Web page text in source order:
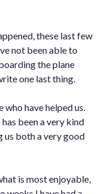
these last few
not been able to
the plane
one last thing.
have helped us.
been a very kind
us both a very good
is most enjoyable,